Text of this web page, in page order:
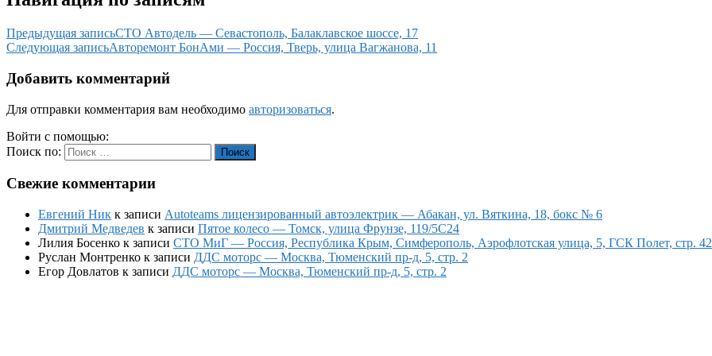
Предыдущая записьСТО Автодель — Севастополь, Балаклавское шоссе, 17
Следующая записьАвторемонт БонАми — Россия, Тверь, улица Вагжанова, 11
Добавить комментарий
Для отправки комментария вам необходимо авторизоваться.
Войти с помощью:
Поиск по:
Поиск
Свежие комментарии
Евгений Ник к записи Autoteams лицензированный автоэлектрик — Абакан, ул. Вяткина, 18, бокс № 6
Дмитрий Медведев к записи Пятое колесо — Томск, улица Фрунзе, 119/5С24
Лилия Босенко к записи СТО МиГ — Россия, Республика Крым, Симферополь, Аэрофлотская улица, 5, ГСК Полет, стр.
Руслан Монтренко к записи ДДС моторс — Москва, Тюменский пр-д, 5, стр. 2
Егор Довлатов к записи ДДС моторс — Москва, Тюменский пр-д, 5, стр. 2